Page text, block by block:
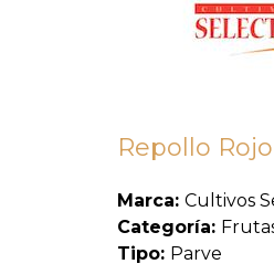
Repollo Rojo
Marca: Cultivos
Categoría:
Tipo: Parve